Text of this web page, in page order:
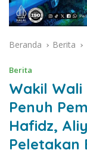
Beranda Berita
Berita
Wakil
Penuh
Hafidz,
Peletakan